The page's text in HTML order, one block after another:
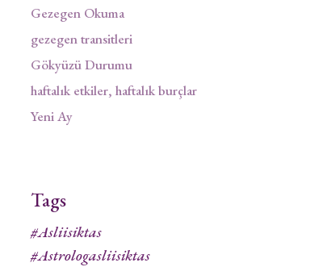
Gezegen Okuma
gezegen transitleri
Gökyüzü Durumu
haftalık etkiler, haftalık burçlar
Yeni Ay
Tags
#asliisiktas
#astrologasliisiktas